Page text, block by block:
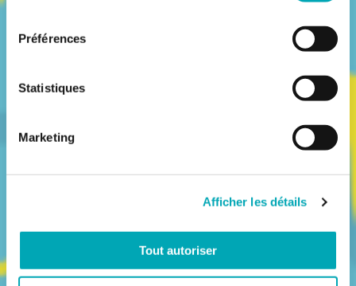
Préférences
Statistiques
Marketing
Afficher les détails
Tout autoriser